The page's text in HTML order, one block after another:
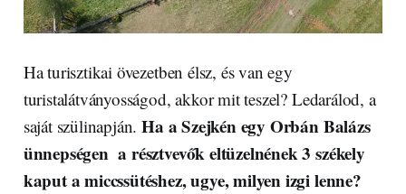
Ha turisztikai övezetben élsz, és van egy
turistalátványosságod, akkor mit teszel? Ledarálod, a
saját szülinapján.Ha a Szejkén egy Orbán Balázs
ünnepségen a résztvevők eltüzelnének 3 székely
kaput a miccssütéshez, ugye, milyen izgi lenne?